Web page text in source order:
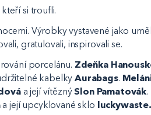
si troufli.
Výrobky vystavené jako
gratulovali, inspirovali se.
porcelánu. Zdeňka
kabelkyAurabags.
a její vítěznýSlon Pamatovák.
a její upcyklované sklo luckywaste.